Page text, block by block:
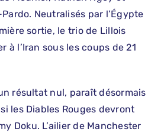
Neutralisés par l’Égypte
sortie, le trio de Lillois
à l’Iran sous les coups de 21
résultat nul, paraît désormais
les Diables Rouges devront
Doku. L’ailier de Manchester